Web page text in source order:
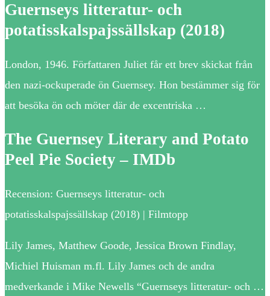
Guernseys litteratur- och
potatisskalspajssällskap (2018)
London, 1946. Författaren Juliet får ett brev skickat från
den nazi-ockuperade ön Guernsey. Hon bestämmer sig för
att besöka ön och möter där de excentriska …
The Guernsey Literary and Potato
Peel Pie Society – IMDb
Recension: Guernseys litteratur- och
potatisskalspajssällskap (2018) | Filmtopp
Lily James, Matthew Goode, Jessica Brown Findlay,
Michiel Huisman m.fl. Lily James och de andra
medverkande i Mike Newells “Guernseys litteratur- och …